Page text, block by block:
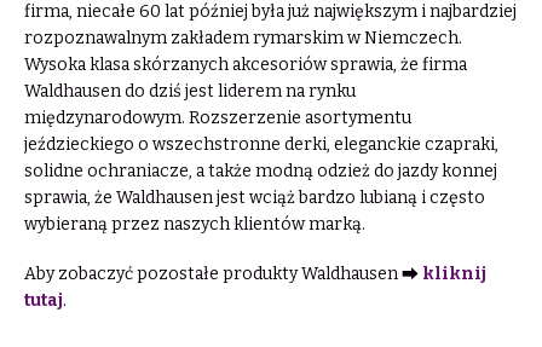
firma, niecałe 60 lat później była już największym i najbardziej
rozpoznawalnym zakładem rymarskim w Niemczech.
Wysoka klasa skórzanych akcesoriów sprawia, że firma
Waldhausen do dziś jest liderem na rynku
międzynarodowym. Rozszerzenie asortymentu
jeździeckiego o wszechstronne derki, eleganckie czapraki,
solidne ochraniacze, a także modną odzież do jazdy konnej
sprawia, że Waldhausen jest wciąż bardzo lubianą i często
wybieraną przez naszych klientów marką.
Aby zobaczyć pozostałe produkty Waldhausen ⮕ kliknij
tutaj.